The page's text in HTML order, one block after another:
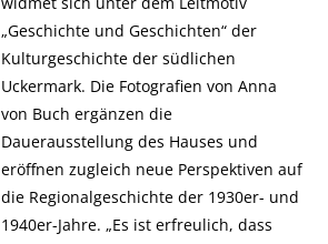
„Geschichte und Geschichten“ der
Kulturgeschichte der südlichen
Uckermark. Die Fotografien von Anna
von Buch ergänzen die
Dauerausstellung des Hauses und
eröffnen zugleich neue Perspektiven auf
die Regionalgeschichte der 1930er- und
1940er-Jahre. „Es ist erfreulich, dass